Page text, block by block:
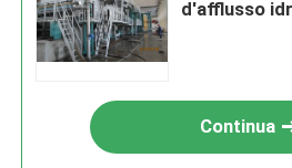
d'afflusso
Continua